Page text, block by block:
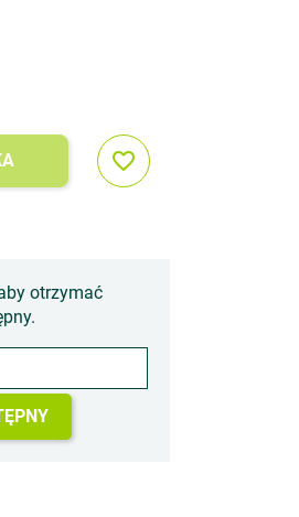
favorite_border
otrzymać